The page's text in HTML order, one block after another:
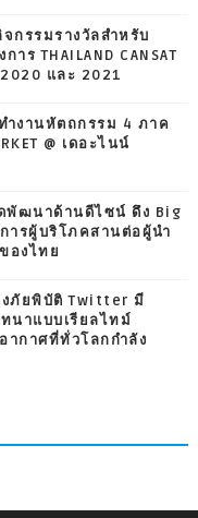
กรรมรางวัลสำหรับ
ร THAILAND CANSAT
2020 และ 2021
งานหัตถกรรม 4 ภาค
@ เดอะไนน์
พัฒนาด้านดีไซน์ ดึง Big
ารผู้บริโภคสานต่อผู้นำ
องไทย
ภัยพิบัติ Twitter มี
นาแบบเรียลไทม์
กาศที่ทั่วโลกกำลัง